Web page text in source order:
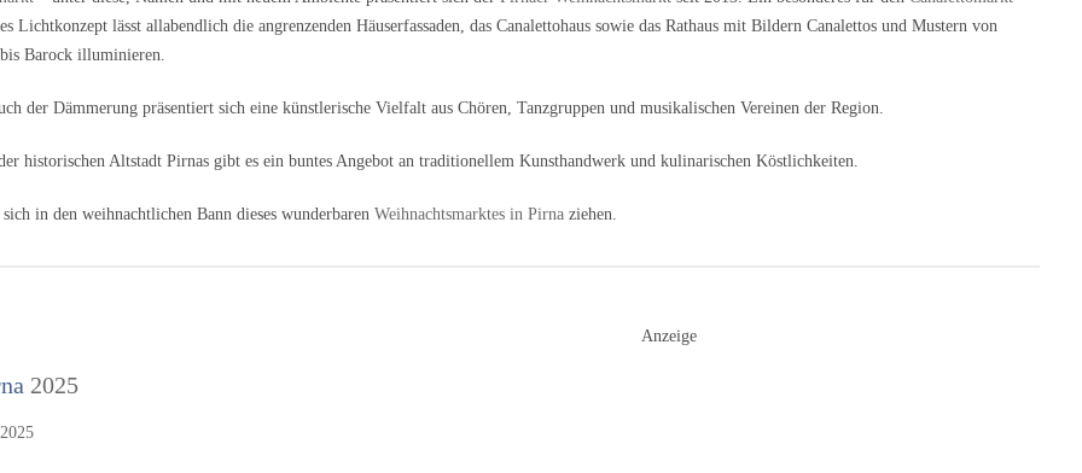
Lichtkonzept lässt allabendlich die angrenzenden Häuserfassaden, das Canalettohaus sowie das Rathaus mit Bildern Canalettos und Mustern von
Barock illuminieren.
der Dämmerung präsentiert sich eine künstlerische Vielfalt aus Chören, Tanzgruppen und musikalischen Vereinen der Region.
historischen Altstadt Pirnas gibt es ein buntes Angebot an traditionellem Kunsthandwerk und kulinarischen Köstlichkeiten.
sich in den weihnachtlichen Bann dieses wunderbaren Weihnachtsmarktes in Pirna ziehen.
Anzeige
2025